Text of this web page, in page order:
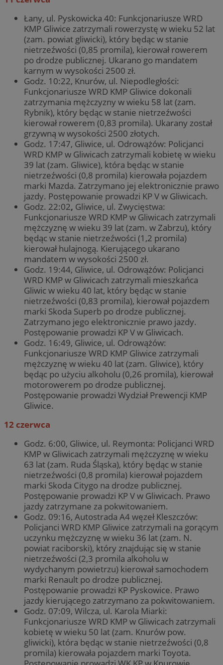
Łany, ul. Pyskowicka 40: Funkcjonariusze WRD
KMP Gliwice zatrzymali rowerzystę w wieku 52 lat
(zam. powiat gliwicki), który będąc w stanie
nietrzeźwości (0,85 promila), kierował rowerem
po drodze publicznej. Ukarano go mandatem
karnym w wysokości 2500 zł.
Godz. 10:22, Knurów, ul. Niepodległości:
Funkcjonariusze WRD KMP Gliwice dokonali
zatrzymania mężczyzny w wieku 58 lat (zam.
Rybnik), który będąc w stanie nietrzeźwości
kierował rowerem (0,83 promila). Ukarany został
grzywną w wysokości 2500 złotych.
Godz. 17:47, Gliwice, ul. Odrowążów: Policjanci
WRD KMP w Gliwicach zatrzymali kobietę w wieku
39 lat (zam. Gliwice), która będąc w stanie
nietrzeźwości (0,8 promila) kierowała pojazdem
marki Mazda. Zatrzymano jej elektronicznie prawo
jazdy. Postępowanie prowadzi KP V w Gliwicach.
Godz. 22:02, Gliwice, ul. Zwycięstwa:
Funkcjonariusze WRD KMP w Gliwicach zatrzymali
mężczyznę w wieku 39 lat (zam. w Zabrzu), który
będąc w stanie nietrzeźwości (1,2 promila)
kierował hulajnogą. Kierującego ukarano
mandatem w wysokości 2500 zł.
Godz. 19:44, Gliwice, ul. Odrowążów: Policjanci
WRD KMP w Gliwicach zatrzymali mieszkańca
Gliwic w wieku 40 lat, który będąc w stanie
nietrzeźwości (0,83 promila), kierował pojazdem
marki Skoda Superb po drodze publicznej.
Zatrzymano jego elektronicznie prawo jazdy.
Postępowanie prowadzi KP V w Gliwicach.
Godz. 16:49, Gliwice, ul. Odrowążów:
Funkcjonariusze WRD KMP Gliwice zatrzymali
mężczyznę w wieku 40 lat (zam. Gliwice), który
będąc po użyciu alkoholu (0,26 promila), kierował
motorowerem po drodze publicznej.
Postępowanie prowadzi Wydział Prewencji KMP
Gliwice.
12 czerwca
Godz. 6:00, Gliwice, ul. Reymonta: Policjanci WRD
KMP w Gliwicach zatrzymali mężczyznę w wieku
63 lat (zam. Ruda Śląska), który będąc w stanie
nietrzeźwości (0,8 promila) kierował pojazdem
marki Skoda Citygo na drodze publicznej.
Postępowanie prowadzi KP V w Gliwicach. Prawo
jazdy zatrzymane za pokwitowaniem.
Godz. 09:16, Autostrada A4 węzeł Kleszczów:
Policjanci WRD KMP Gliwice zatrzymali na gorącym
uczynku mężczyznę w wieku 36 lat (zam. N.
powiat raciborski), który znajdując się w stanie
nietrzeźwości (2,3 promila alkoholu w
wydychanym powietrzu) kierował samochodem
marki Renault po drodze publicznej.
Postępowanie prowadzi KP Pyskowice. Prawo
jazdy kierującego zatrzymano za pokwitowaniem.
Godz. 07:09, Wilcza, ul. Karola Miarki:
Funkcjonariusze WRD KMP w Gliwicach zatrzymali
kobietę w wieku 50 lat (zam. Knurów pow.
gliwicki), która będąc w stanie nietrzeźwości (0,8
promila) kierowała pojazdem marki Toyota.